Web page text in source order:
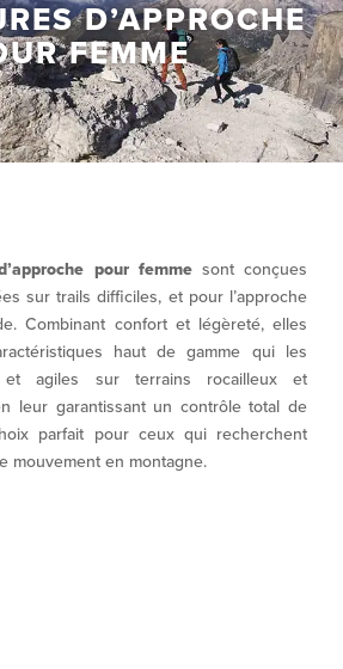
D’APPROCHE
FEMME
pour femmesont conçues
sur trails difficiles, et pour l’approche
Combinant confort et légèreté, elles
haut de gamme qui les
et agiles sur terrains rocailleux et
leur garantissant un contrôle total de
parfait pour ceux qui recherchent
mouvement en montagne.